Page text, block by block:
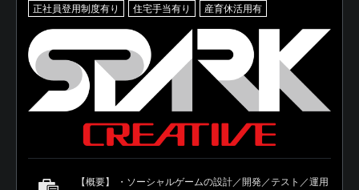
正社員登用制度有り
住宅手当有り 産育休活用有
【概要】 ・ソーシャルゲームの設計／開発／テスト／運用